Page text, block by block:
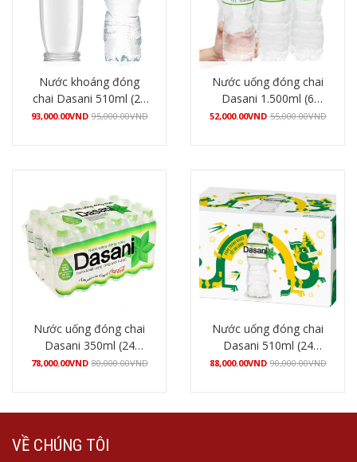
Nước khoáng đóng
chai Dasani 510ml (24
chai/thùng)
93,000.00VND 95,000.00VND
Nước uống đóng chai
Dasani 1.500ml (6
chai/lốc)
52,000.00VND 55,000.00VND
Nước uống đóng chai
Dasani 350ml (24
chai/thùng)
78,000.00VND 80,000.00VND
Nước uống đóng chai
Dasani 510ml (24
chai/thùng)
88,000.00VND 90,000.00VND
VỀ CHÚNG TÔI